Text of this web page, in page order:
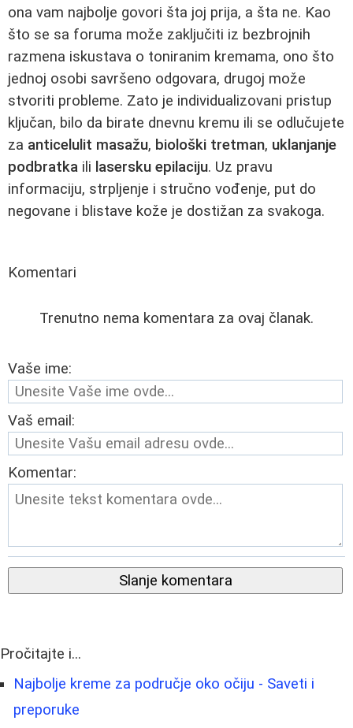
ona vam najbolje govori šta joj prija, a šta ne. Kao
što se sa foruma može zaključiti iz bezbrojnih
razmena iskustava o toniranim kremama, ono što
jednoj osobi savršeno odgovara, drugoj može
stvoriti probleme. Zato je individualizovani pristup
ključan, bilo da birate dnevnu kremu ili se odlučujete
za anticelulit masažu, biološki tretman, uklanjanje
podbratka ili lasersku epilaciju. Uz pravu
informaciju, strpljenje i stručno vođenje, put do
negovane i blistave kože je dostižan za svakoga.
Komentari
Trenutno nema komentara za ovaj članak.
Vaše ime:
Vaš email:
Komentar:
Slanje komentara
Pročitajte i...
Najbolje kreme za područje oko očiju - Saveti i
preporuke